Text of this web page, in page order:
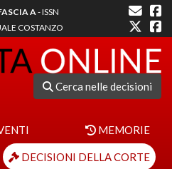
A- ISSN
COSTANZO
Cerca nelle decisioni
MEMORIE
DECISIONI DELLA CORTE